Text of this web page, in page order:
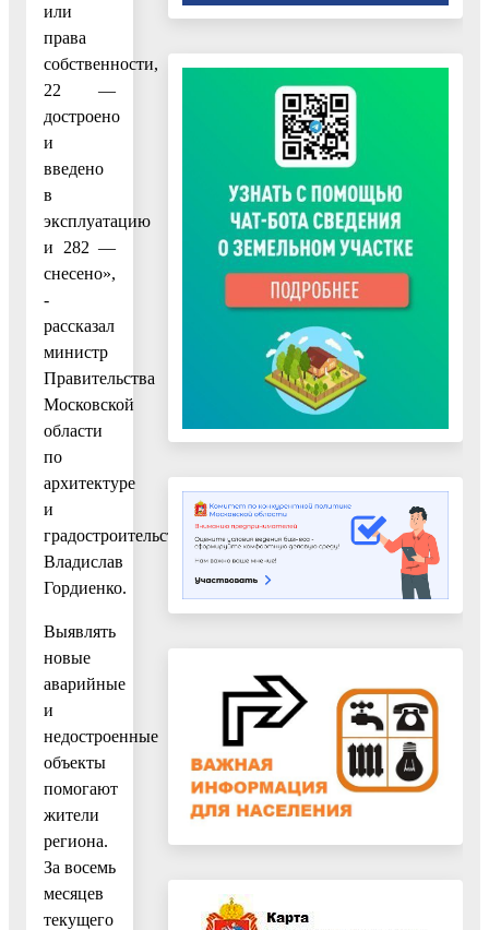
или
права
собственности,
22 —
достроено
и
введено
в
эксплуатацию
и 282 —
снесено»,
-
рассказал
министр
Правительства
Московской
области
по
архитектуре
и
градостроительству
Владислав
Гордиенко.
Выявлять
новые
аварийные
и
недостроенные
объекты
помогают
жители
региона.
За восемь
месяцев
текущего